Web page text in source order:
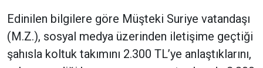
Edinilen bilgilere göre Müşteki Suriye vatandaşı
(M.Z.), sosyal medya üzerinden iletişime geçtiği
şahısla koltuk takımını 2.300 TL’ye anlaştıklarını,